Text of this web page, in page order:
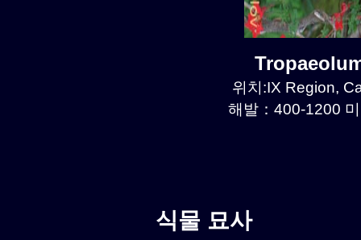
위치:IX Region,
해발：400-1200
식물 묘사